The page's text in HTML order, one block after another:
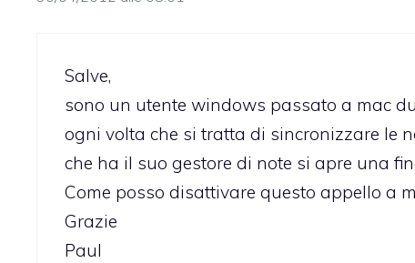
Salve,
sono un utente windows passato a mac
ogni volta che si tratta di sincronizzare le
che ha il suo gestore di note si apre una
Come posso disattivare questo appello a
Grazie
Paul